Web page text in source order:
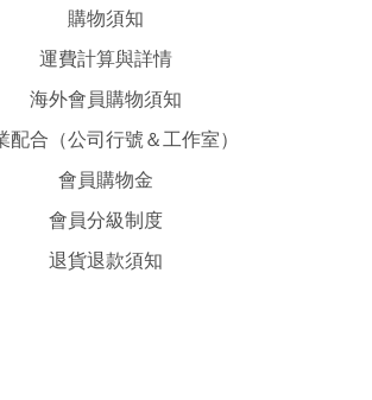
購物須知
運費計算與詳情
海外會員購物須知
配合（公司行號＆工作室）
會員購物金
會員分級制度
退貨退款須知